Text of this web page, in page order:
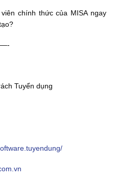
chính thức của MISA ngay
Tuyển dụng